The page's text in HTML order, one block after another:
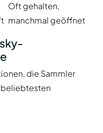
Oft gehalten,
manchmal geöffnet
die Sammler
beliebtesten